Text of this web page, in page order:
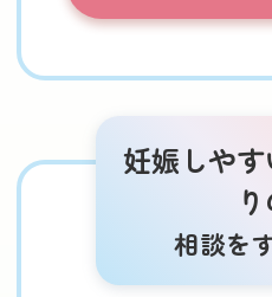
妊娠しやす
相談を